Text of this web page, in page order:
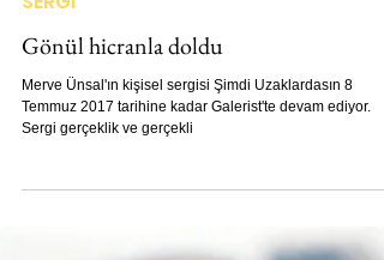
Unlimited
3 Tem 2017
7 dakikada okunur
Gönül hicranla doldu
Temmuz 2017 tarihine kadar Galerist'te devam ediyor.